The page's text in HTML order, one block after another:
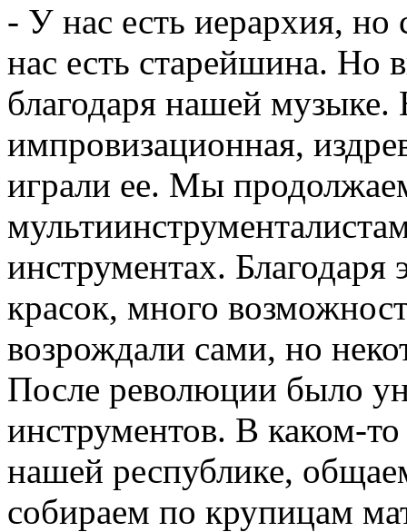
- У нас есть иерархия, но
нас есть старейшина. Но
благодаря нашей
импровизационная,
играли ее. Мы
инструментах.
красок, много
возрождали сами, но
После революции было
инструментов. В каком-
нашей республике,
собираем по крупицам